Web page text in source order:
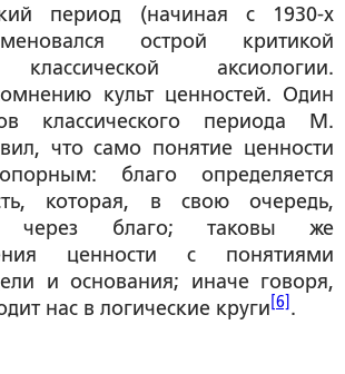
период (начиная с 1930-х
острой критикой
аксиологии.
культ ценностей. Один
классического периода М.
что само понятие ценности
благо определяется
которая, в свою очередь,
через благо; таковы же
ценности с понятиями
и основания; иначе говоря,
нас в логические круги [6] .